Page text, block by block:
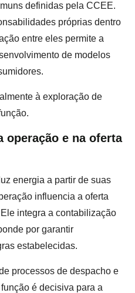
definidas pela CCEE.
próprias dentro
entre eles permite a
de modelos
à exploração de
operação e na oferta
energia a partir de suas
influencia a oferta
integra a contabilização
por garantir
estabelecidas.
processos de despacho e
é decisiva para a